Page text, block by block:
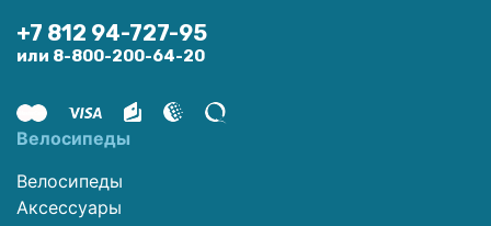
+7 812 94-727-95
или 8-800-200-64-20
Велосипеды
Велосипеды
Аксессуары